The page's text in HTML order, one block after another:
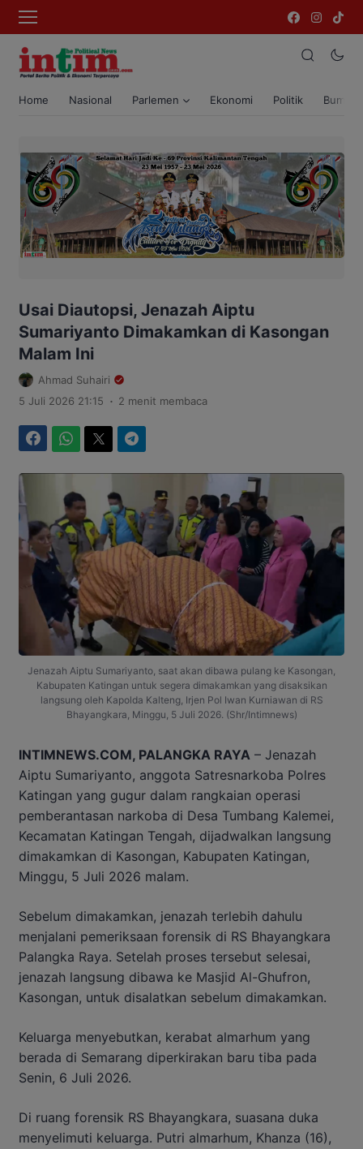
Home Nasional Parlemen Ekonomi Politik Bumi
Usai Diautopsi, Jenazah Aiptu
Sumariyanto Dimakamkan di Kasongan
Malam Ini
Ahmad Suhairi
5 Juli 2026 21:15 . 2 menit membaca
Jenazah Aiptu Sumariyanto, saat akan dibawa pulang ke Kasongan,
Kabupaten Katingan untuk segera dimakamkan yang disaksikan
langsung oleh Kapolda Kalteng, Irjen Pol Iwan Kurniawan di RS
Bhayangkara, Minggu, 5 Juli 2026. (Shr/Intimnews)
INTIMNEWS.COM, PALANGKA RAYA – Jenazah
Aiptu Sumariyanto, anggota Satresnarkoba Polres
Katingan yang gugur dalam rangkaian operasi
pemberantasan narkoba di Desa Tumbang Kalemei,
Kecamatan Katingan Tengah, dijadwalkan langsung
dimakamkan di Kasongan, Kabupaten Katingan,
Minggu, 5 Juli 2026 malam.
Sebelum dimakamkan, jenazah terlebih dahulu
menjalani pemeriksaan forensik di RS Bhayangkara
Palangka Raya. Setelah proses tersebut selesai,
jenazah langsung dibawa ke Masjid Al-Ghufron,
Kasongan, untuk disalatkan sebelum dimakamkan.
Keluarga menyebutkan, kerabat almarhum yang
berada di Semarang diperkirakan baru tiba pada
Senin, 6 Juli 2026.
Di ruang forensik RS Bhayangkara, suasana duka
menyelimuti keluarga. Putri almarhum, Khanza (16),